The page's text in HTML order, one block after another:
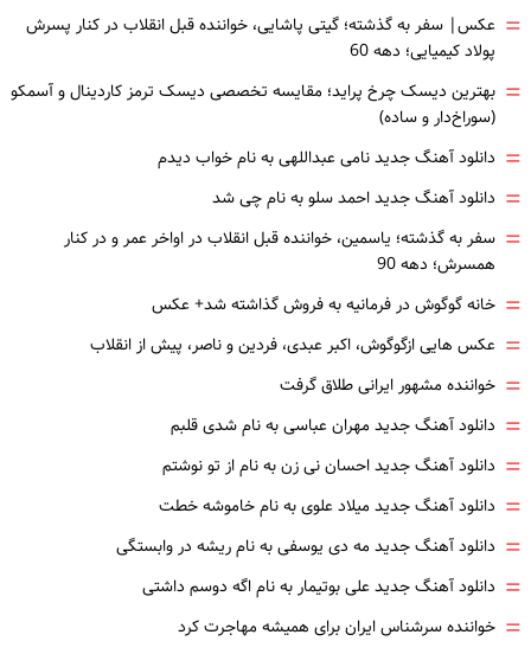
= عکس| سفر به گذشته؛ گیتی پاشایی، خواننده قبل انقلاب در کنار پسرش
پولاد کیمیایی؛ دهه 60
= بهترین دیسک چرخ پراید؛ مقایسه تخصصی دیسک ترمز کاردینال و آسمکو
(سوراخ‌دار و ساده)
= دانلود آهنگ جدید نامی عبداللهی به نام خواب دیدم
= دانلود آهنگ جدید احمد سلو به نام چی شد
= سفر به گذشته؛ یاسمین، خواننده قبل انقلاب در اواخر عمر و در کنار
همسرش؛ دهه 90
= خانه گوگوش در فرمانیه به فروش گذاشته شد+ عکس
= عکس هایی ازگوگوش، اکبر عبدی، فردین و ناصر، پیش از انقلاب
= خواننده مشهور ایرانی طلاق گرفت
= دانلود آهنگ جدید مهران عباسی به نام شدی قلبم
= دانلود آهنگ جدید احسان نی زن به نام از تو نوشتم
= دانلود آهنگ جدید میلاد علوی به نام خاموشه خطت
= دانلود آهنگ جدید مه دی یوسفی به نام ریشه در وابستگی
= دانلود آهنگ جدید علی بوتیمار به نام اگه دوسم داشتی
= خواننده سرشناس ایران برای همیشه مهاجرت کرد